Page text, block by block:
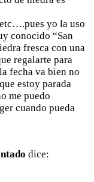
yo la uso
conocido “San
fresca con una
regalarte para
fecha va bien no
estoy parada
me puedo
cuando pueda
dice: